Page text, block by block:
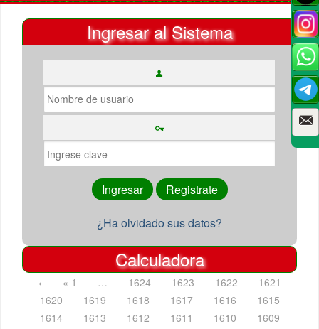
Ingresar al Sistema
¿Ha olvidado sus datos?
Calculadora
‹ « 1 … 1624 1623 1622
1621
1620
1619 1618 1617 1616
1615
1614
1613 1612 1611 1610
1609